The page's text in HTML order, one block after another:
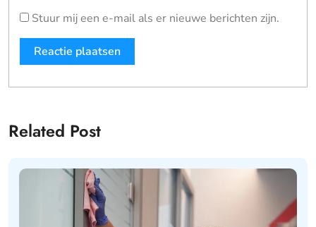
Stuur mij een e-mail als er nieuwe berichten zijn.
Related Post